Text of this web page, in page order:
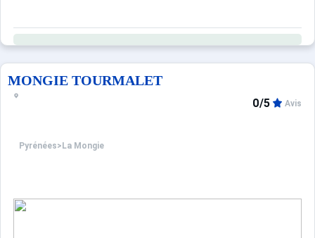
MONGIE TOURMALET
Pyrénées> La Mongie
0/5 Avis